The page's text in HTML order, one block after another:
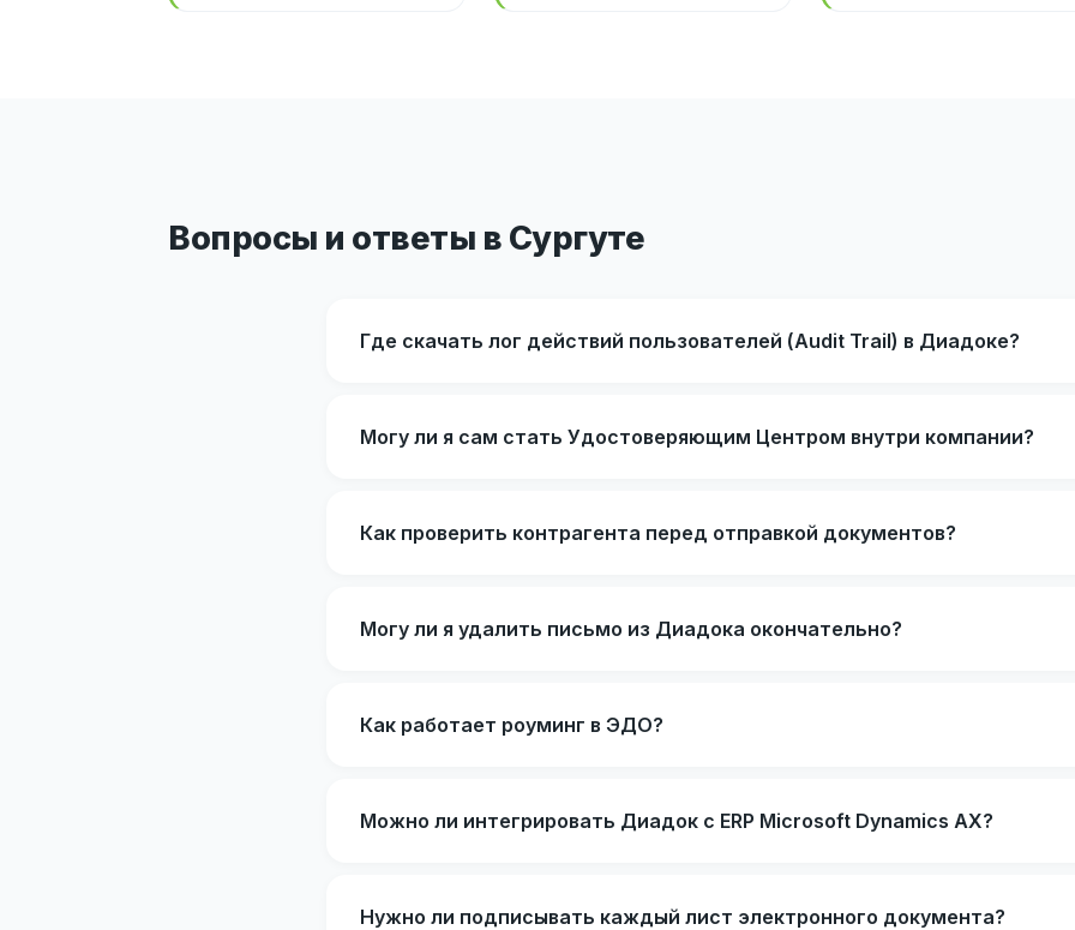
Вопросы и ответы в Сургуте
Где скачать лог действий пользователей (Audit Trail) в Диадоке?
Могу ли я сам стать Удостоверяющим Центром внутри компании?
Как проверить контрагента перед отправкой документов?
Могу ли я удалить письмо из Диадока окончательно?
Как работает роуминг в ЭДО?
Можно ли интегрировать Диадок с ERP Microsoft Dynamics AX?
Нужно ли подписывать каждый лист электронного документа?